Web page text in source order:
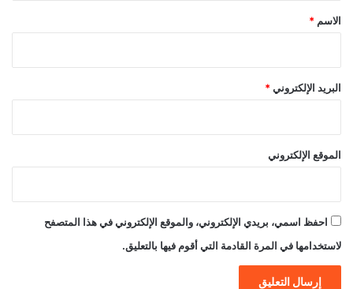
*
الاسم *
البريد الإلكتروني *
الموقع الإلكتروني
احفظ اسمي، بريدي الإلكتروني، والموقع الإلكتروني في هذا المتصفح
لاستخدامها في المرة القادمة التي أقوم فيها بالتعليق.